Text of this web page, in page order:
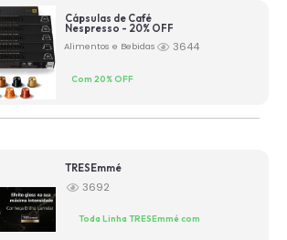
Cápsulas de Café
Nespresso - 20% OFF
Alimentos e Bebidas 3644
Com 20% OFF
TRESEmmé
3692
Toda Linha TRESEmmé com